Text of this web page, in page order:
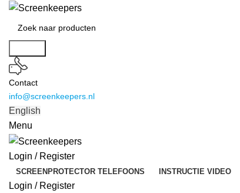
Contact
info@screenkeepers.nl
English
Menu
Login / Register
SCREENPROTECTOR TELEFOONS INSTRUCTIE VIDEO
Login / Register